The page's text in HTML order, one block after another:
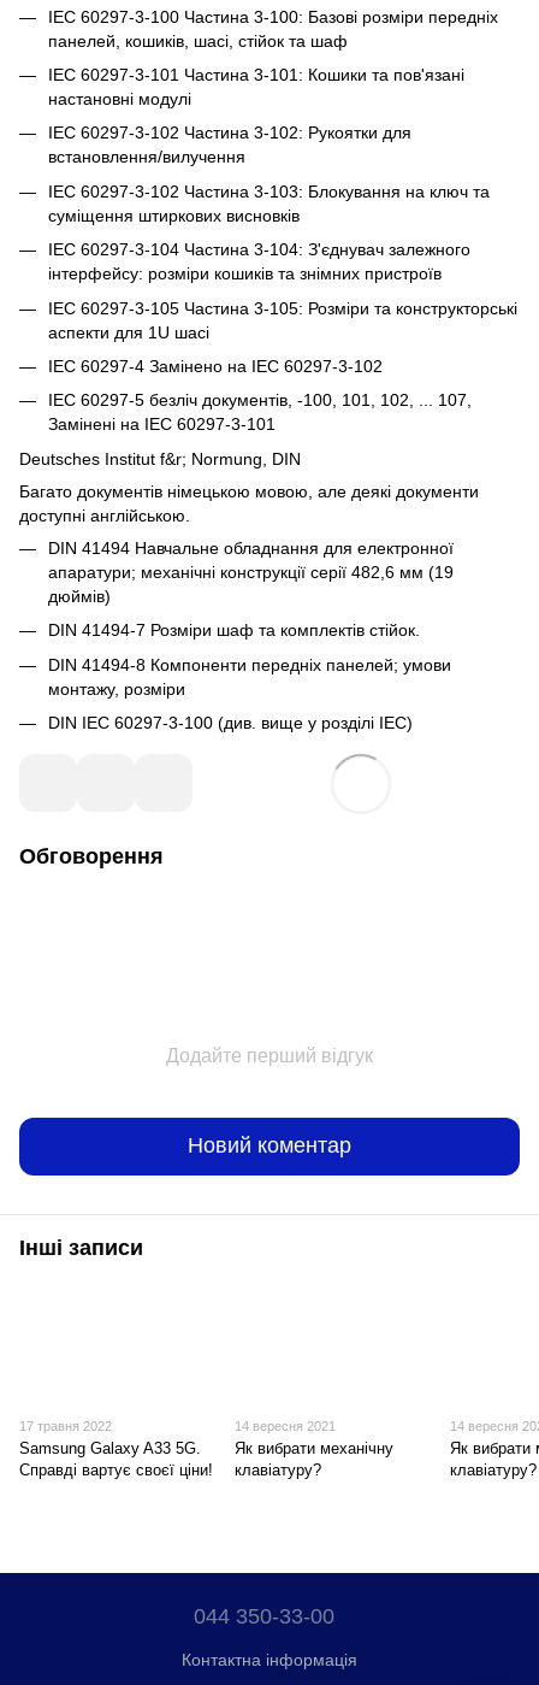
IEC 60297-3-100 Частина 3-100: Базові розміри передніх
панелей, кошиків, шасі, стійок та шаф
IEC 60297-3-101 Частина 3-101: Кошики та пов'язані
настановні модулі
IEC 60297-3-102 Частина 3-102: Рукоятки для
встановлення/вилучення
IEC 60297-3-102 Частина 3-103: Блокування на ключ та
суміщення штиркових висновків
IEC 60297-3-104 Частина 3-104: З'єднувач залежного
інтерфейсу: розміри кошиків та знімних пристроїв
IEC 60297-3-105 Частина 3-105: Розміри та конструкторські
аспекти для 1U шасі
IEC 60297-4 Замінено на IEC 60297-3-102
IEC 60297-5 безліч документів, -100, 101, 102, ... 107,
Замінені на IEC 60297-3-101
Deutsches Institut f&r; Normung, DIN
Багато документів німецькою мовою, але деякі документи
доступні англійською.
DIN 41494 Навчальне обладнання для електронної
апаратури; механічні конструкції серії 482,6 мм (19
дюймів)
DIN 41494-7 Розміри шаф та комплектів стійок.
DIN 41494-8 Компоненти передніх панелей; умови
монтажу, розміри
DIN IEC 60297-3-100 (див. вище у розділі IEC)
Обговорення
Додайте перший відгук
Новий коментар
Інші записи
17 травня 2022
Samsung Galaxy A33 5G.
Справді вартує своєї ціни!
14 вересня 2021
Як вибрати механічну
клавіатуру?
14 вересня
Як вибрати
клавіатуру?
044 350-33-00
Контактна інформація